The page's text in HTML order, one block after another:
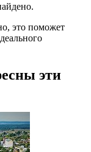
это поможет
эти